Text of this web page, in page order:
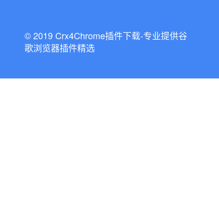
© 2019 Crx4Chrome插件下载-专业提供谷
歌浏览器插件精选